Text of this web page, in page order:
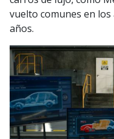
vuelto comunes en
años.